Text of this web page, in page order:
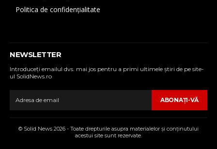
Politica de confidențialitate
NEWSLETTER
Introduceţi emailul dvs. mai jos pentru a primi ultimele ştiri de pe site-
ul SolidNews.ro
ABONAŢI-VĂ
© Solid News 2026 - Toate drepturile asupra materialelor şi conţinutului
acestui site sunt rezervate.